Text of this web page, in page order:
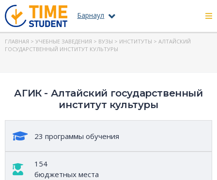
Барнаул
ГЛАВНАЯ > УЧЕБНЫЕ ЗАВЕДЕНИЯ > ВУЗЫ > ИНСТИТУТЫ > АЛТАЙСКИЙ
ГОСУДАРСТВЕННЫЙ ИНСТИТУТ КУЛЬТУРЫ
АГИК - Алтайский государственный
институт культуры
23 программы обучения
154
бюджетных места